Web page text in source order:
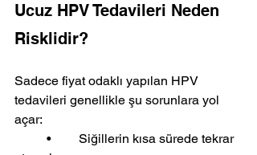
Ucuz HPV Tedavileri Neden
Risklidir?
Sadece fiyat odaklı yapılan HPV
tedavileri genellikle şu sorunlara yol
açar: